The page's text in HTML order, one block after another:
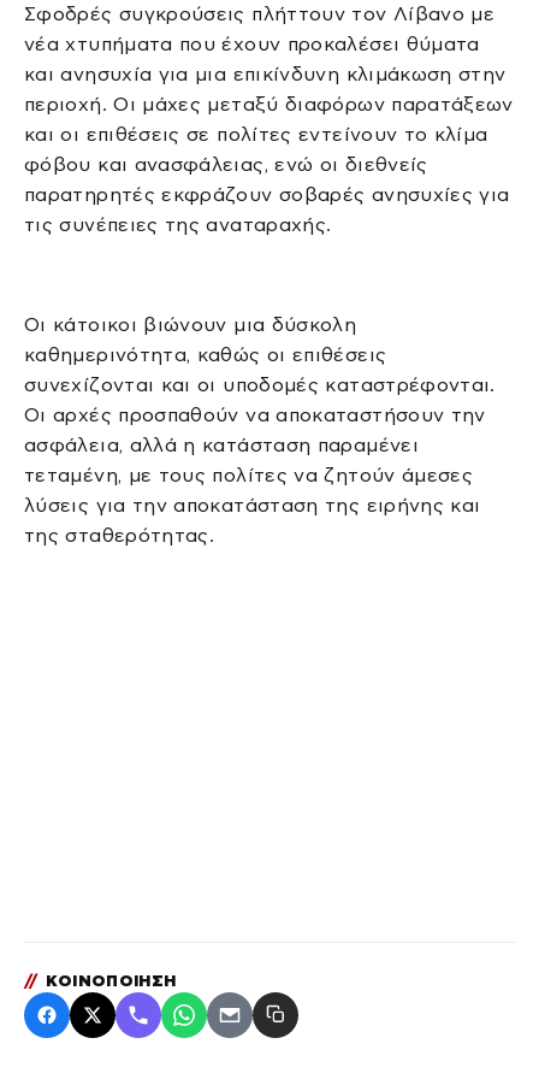
Σφοδρές συγκρούσεις πλήττουν τον Λίβανο με
νέα χτυπήματα που έχουν προκαλέσει θύματα
και ανησυχία για μια επικίνδυνη κλιμάκωση στην
περιοχή. Οι μάχες μεταξύ διαφόρων παρατάξεων
και οι επιθέσεις σε πολίτες εντείνουν το κλίμα
φόβου και ανασφάλειας, ενώ οι διεθνείς
παρατηρητές εκφράζουν σοβαρές ανησυχίες για
τις συνέπειες της αναταραχής.
Οι κάτοικοι βιώνουν μια δύσκολη
καθημερινότητα, καθώς οι επιθέσεις
συνεχίζονται και οι υποδομές καταστρέφονται.
Οι αρχές προσπαθούν να αποκαταστήσουν την
ασφάλεια, αλλά η κατάσταση παραμένει
τεταμένη, με τους πολίτες να ζητούν άμεσες
λύσεις για την αποκατάσταση της ειρήνης και
της σταθερότητας.
// ΚΟΙΝΟΠΟΙΗΣΗ